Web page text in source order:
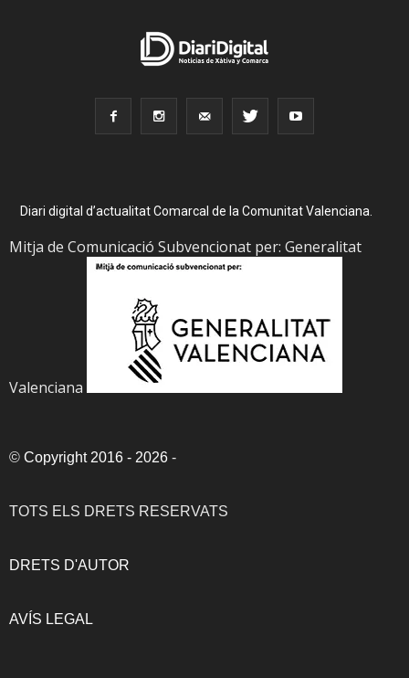
Diari digital d’actualitat Comarcal de la Comunitat Valenciana.
Mitja de Comunicació Subvencionat per: Generalitat
Valenciana
© Copyright 2016 - 2026 -
TOTS ELS DRETS RESERVATS
DRETS D'AUTOR
AVÍS LEGAL